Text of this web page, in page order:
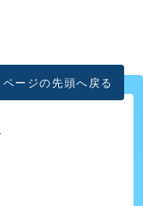
ページの先頭へ戻る